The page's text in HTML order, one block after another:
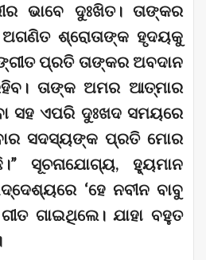
ଭାବେ ଦୁଃଖିତ। ତାଙ୍କର
ଅଗଣିତ ଶ୍ରୋତାଙ୍କ ହୃଦୟକୁ
ପ୍ରତି ତାଙ୍କର ଅବଦାନ
ତାଙ୍କ ଅମର ଆତ୍ମାର
ସହ ଏପରି ଦୁଃଖଦ ସମୟରେ
ସଦସ୍ୟଙ୍କ ପ୍ରତି ମୋର
ସୂଚନାଯୋଗ୍ୟ, ହ୍ୟୁମାନ
‘ହେ ନବୀନ ବାବୁ
ଗାଇଥିଲେ। ଯାହା ବହୁତ